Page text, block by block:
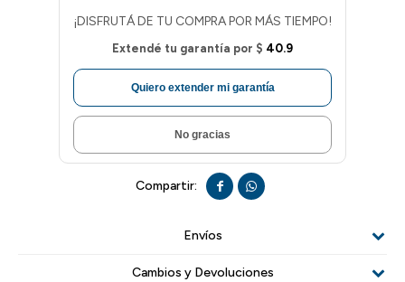
¡DISFRUTÁ DE TU COMPRA POR MÁS TIEMPO!
Extendé tu garantía por $ 40.9
Quiero extender mi garantía
No gracias
 
Envíos
Cambios y Devoluciones